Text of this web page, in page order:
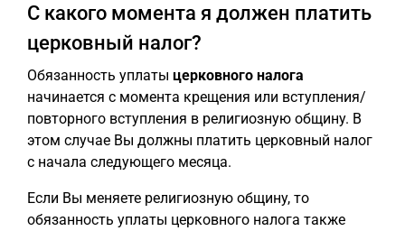
С какого момента я должен платить
церковный налог?
Обязанность уплаты церковного налога
начинается с момента крещения или вступления/
повторного вступления в религиозную общину. В
этом случае Вы должны платить церковный налог
с начала следующего месяца.
Если Вы меняете религиозную общину, то
обязанность уплаты церковного налога также